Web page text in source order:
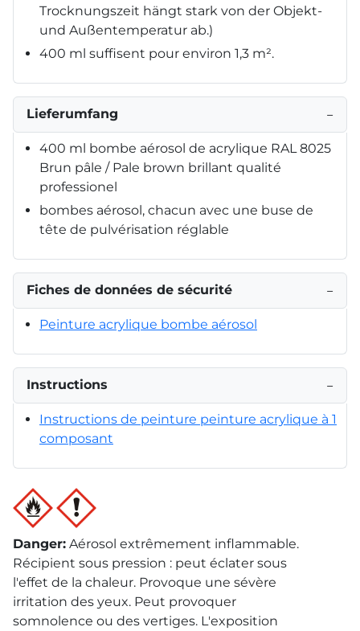
Trocknungszeit hängt stark von der Objekt-
und Außentemperatur ab.)
400 ml suffisent pour environ 1,3 m².
Lieferumfang −
400 ml bombe aérosol de acrylique RAL 8025
Brun pâle / Pale brown brillant qualité
professionel
bombes aérosol, chacun avec une buse de
tête de pulvérisation réglable
Fiches de données de sécurité −
Peinture acrylique bombe aérosol
Instructions −
Instructions de peinture peinture acrylique à 1
composant
Danger: Aérosol extrêmement inflammable.
Récipient sous pression : peut éclater sous
l'effet de la chaleur. Provoque une sévère
irritation des yeux. Peut provoquer
somnolence ou des vertiges. L'exposition